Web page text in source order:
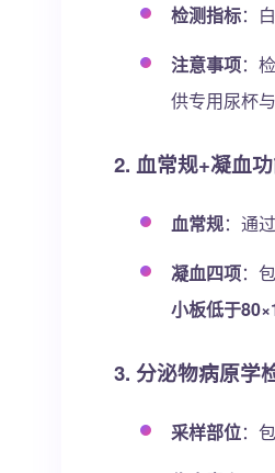
检测指标：
注意事项：
供专用尿杯
2. 血常规+凝血
血常规：通
凝血四项：
小板低于
3. 分泌物病原学
采样部位：